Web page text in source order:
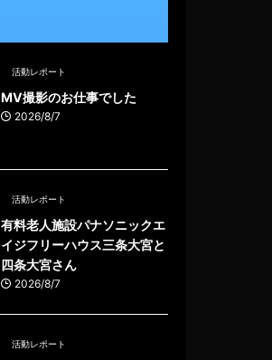
活動レポート
MV撮影のお仕事でした
2026/8/7
活動レポート
有料老人施設パナソニックエ
イジフリーハウス三条大宮と
四条大宮さん
2026/8/7
活動レポート